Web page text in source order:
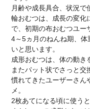
月齢や成長具合、状況で
輪おむつは、成長の変化
で、初期の布おむつユー
4～5ヵ月のねんね期、
いと思います。
成形おむつは、体の動き
またパット状でさっと交
慣れてきたユーザーさん
メ。
2枚あてになる頃に使う